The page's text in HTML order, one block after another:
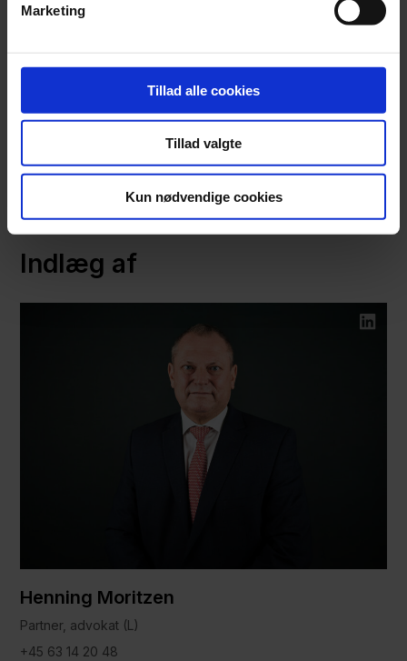
Marketing
Tillad alle cookies
Tillad valgte
Kun nødvendige cookies
rådgivning utvivlsomt er nødvendig.
Kontakt os
Har du spørgsmål eller brug for sparring/rådgivning
afdeling for
erhvervshandlerellerafdeling for skatteret.
Indlæg af
Henning Moritzen
Partner, advokat (L)
+45 63 14 20 48